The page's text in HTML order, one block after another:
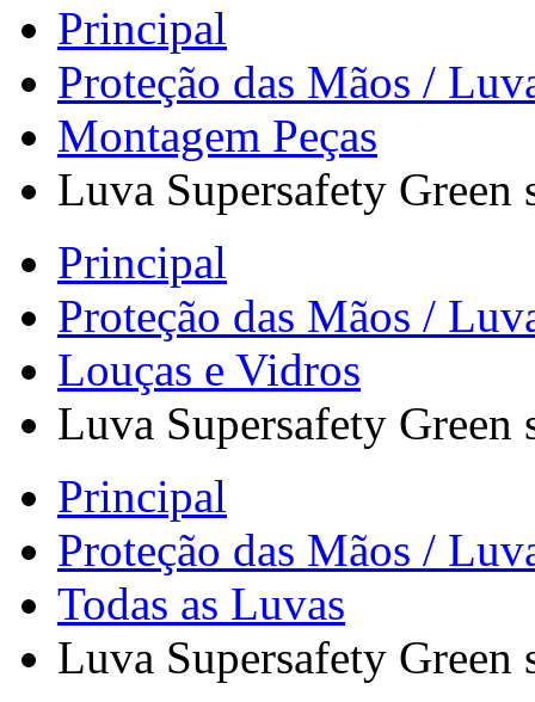
Principal
Proteção das Mãos /
Montagem Peças
Luva Supersafety Green
Principal
Proteção das Mãos /
Louças e Vidros
Luva Supersafety Green
Principal
Proteção das Mãos /
Todas as Luvas
Luva Supersafety Green